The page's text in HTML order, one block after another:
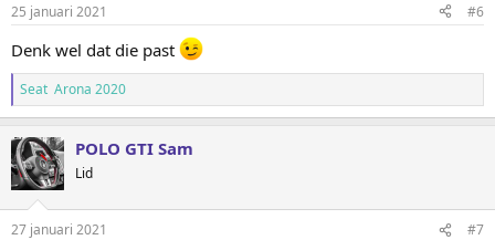
25 januari 2021 #6
Denk wel dat die past
Seat Arona 2020
POLO GTI Sam
Lid
27 januari 2021 #7